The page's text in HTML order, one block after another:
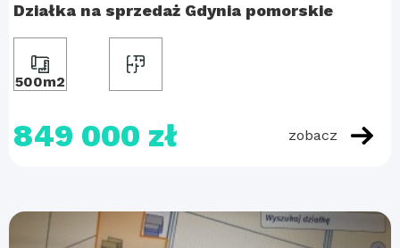
Działka na sprzedaż Gdynia pomorskie
500m2
849 000 zł zobacz